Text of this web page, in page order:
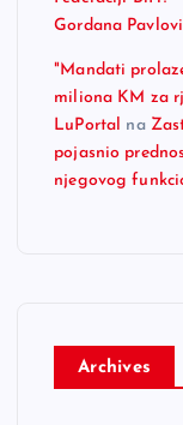
Gordana
"Mandati
miliona KM za
LuPortal na
pojasnio
njegovog
Archives